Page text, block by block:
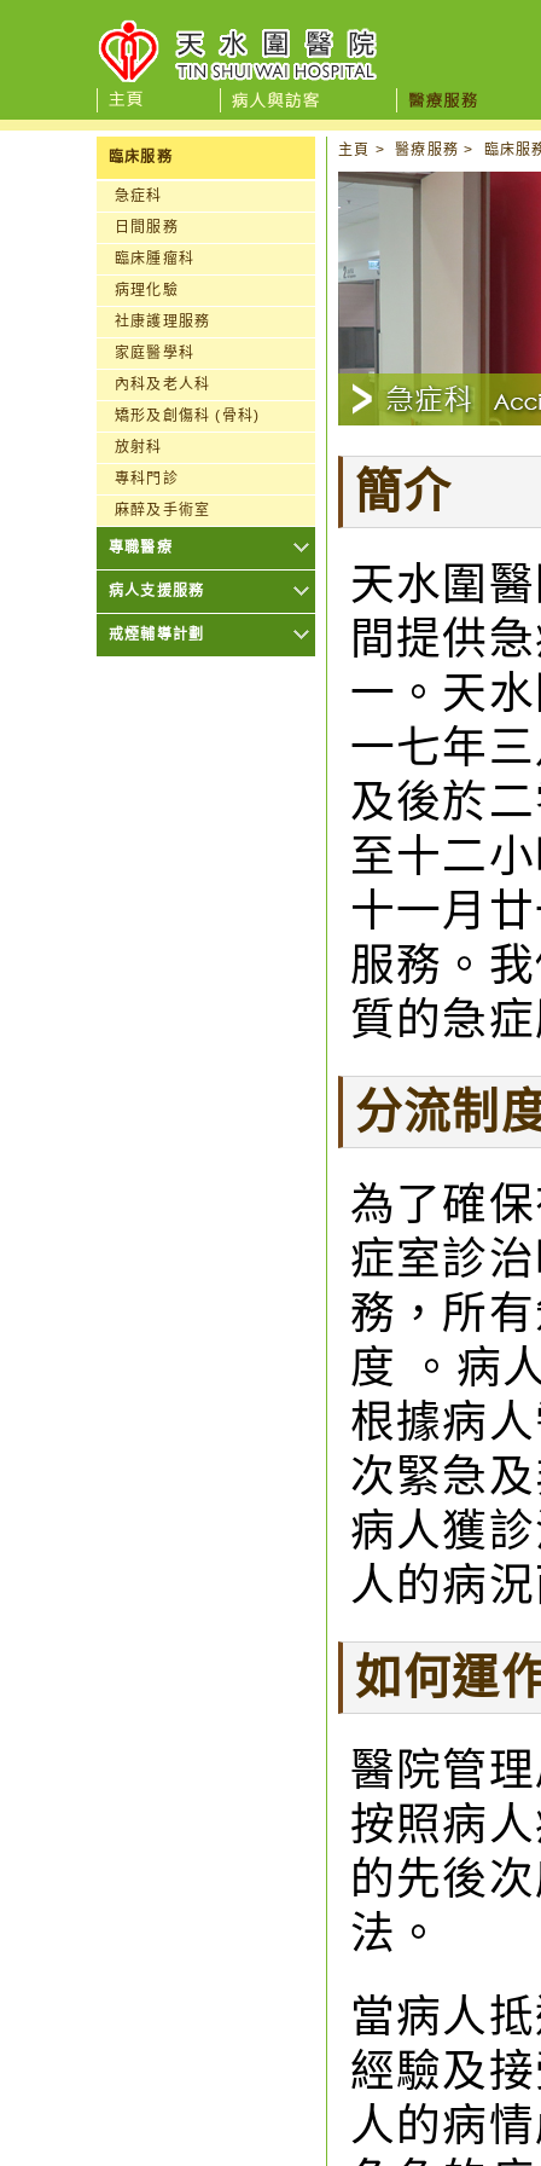
臨床服務
急症科
日間服務
臨床腫瘤科
病理化驗
社康護理服務
家庭醫學科
內科及老人科
矯形及創傷科 (骨科)
放射科
專科門診
麻醉及手術室
專職醫療
病人支援服務
戒煙輔導計劃
主頁 >醫療服務 > 臨床服
簡介
天水圍
間提供
一。天
一七年
及後於
至十二
十一月
服務。
質的急
分流制
為了確
症室診
務，所
度 。病
根據病
次緊急
病人獲
人的病
如何運
醫院管
按照病
的先後
法。
當病人
經驗及
人的病